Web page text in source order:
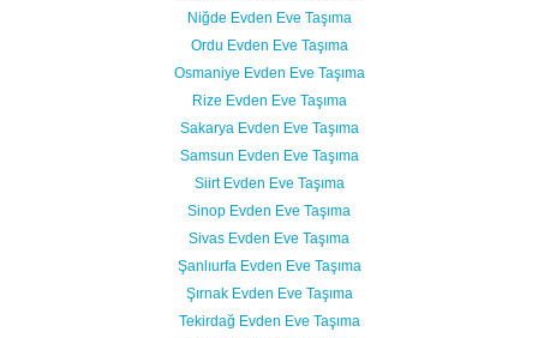
Niğde Evden Eve Taşıma
Ordu Evden Eve Taşıma
Osmaniye Evden Eve Taşıma
Rize Evden Eve Taşıma
Sakarya Evden Eve Taşıma
Samsun Evden Eve Taşıma
Siirt Evden Eve Taşıma
Sinop Evden Eve Taşıma
Sivas Evden Eve Taşıma
Şanlıurfa Evden Eve Taşıma
Şırnak Evden Eve Taşıma
Tekirdağ Evden Eve Taşıma